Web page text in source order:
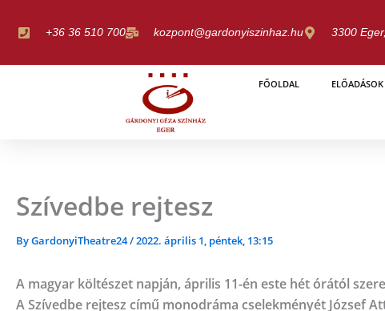
+36 36 510 700 kozpont@gardonyiszinhaz.hu 3300
FŐOLDAL ELŐADÁSOK
Szívedbe rejtesz
ByGardonyiTheatre24/2022. április 1, péntek, 13:15
A magyar költészet napján, április 11-én este hét órától
A Szívedbe rejtesz című monodráma cselekményét József